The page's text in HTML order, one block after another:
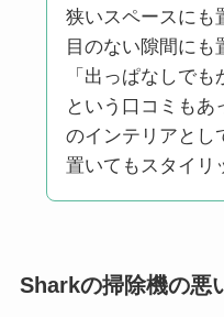
狭いスペースにも
目のない隙間にも
「出っぱなしでも
という口コミもあ
のインテリアとし
置いてもスタイリ
Sharkの掃除機の悪